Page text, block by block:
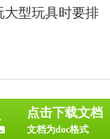
大型玩具时要排
点击下载文档
文档为doc格式